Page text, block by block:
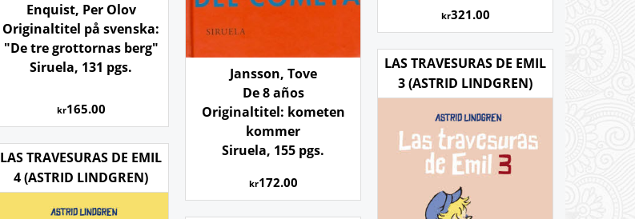
kr321.00
Jansson, Tove
De 8 años
Originaltitel: kometen
kommer
Siruela, 155 pgs.
kr172.00
Enquist, Per Olov
Originaltitel på svenska:
"De tre grottornas berg"
Siruela, 131 pgs.
kr165.00
LAS TRAVESURAS DE EMIL
3 (ASTRID LINDGREN)
LAS TRAVESURAS DE EMIL
4 (ASTRID LINDGREN)